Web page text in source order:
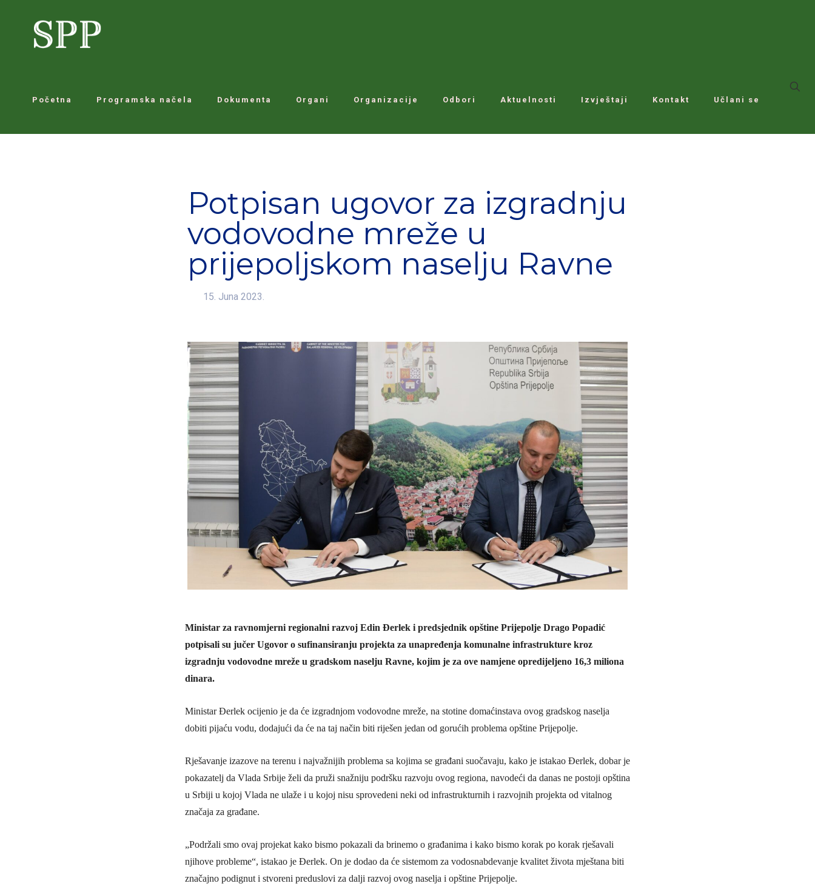
Početna Programska načela Dokumenta Organi Organizacije Odbori Aktuelnosti Izvještaji Kontakt Učlani se
Potpisan ugovor za izgradnju
vodovodne mreže u
prijepoljskom naselju Ravne
15. Juna 2023.
Ministar za ravnomjerni regionalni razvoj Edin Đerlek i predsjednik opštine Prijepolje Drago Popadić
potpisali su jučer Ugovor o sufinansiranju projekta za unapređenja komunalne infrastrukture kroz
izgradnju vodovodne mreže u gradskom naselju Ravne, kojim je za ove namjene opredijeljeno 16,3 miliona
dinara.
Ministar Đerlek ocijenio je da će izgradnjom vodovodne mreže, na stotine domaćinstava ovog gradskog naselja
dobiti pijaću vodu, dodajući da će na taj način biti riješen jedan od gorućih problema opštine Prijepolje.
Rješavanje izazove na terenu i najvažnijih problema sa kojima se građani suočavaju, kako je istakao Đerlek, dobar je
pokazatelj da Vlada Srbije želi da pruži snažniju podršku razvoju ovog regiona, navodeći da danas ne postoji opština
u Srbiji u kojoj Vlada ne ulaže i u kojoj nisu sprovedeni neki od infrastrukturnih i razvojnih projekta od vitalnog
značaja za građane.
„Podržali smo ovaj projekat kako bismo pokazali da brinemo o građanima i kako bismo korak po korak rješavali
njihove probleme“, istakao je Đerlek. On je dodao da će sistemom za vodosnabdevanje kvalitet života mještana biti
značajno podignut i stvoreni preduslovi za dalji razvoj ovog naselja i opštine Prijepolje.